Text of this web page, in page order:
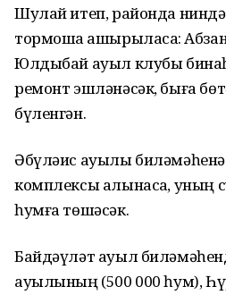
Шулай итеп, районда
тормошҡа ашырыласаҡ:
Юлдыбай ауыл клубы
ремонт эшләнәсәк, быға
бүленгән.
Әбүләис ауылы
комплексы алынасаҡ, уның
һумға төшәсәк.
Байдәүләт ауыл
ауылының (500 000 һум),